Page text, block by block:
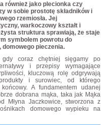
również jako plecionka czy
w sobie prostotę składników i
rzemiosła. Jej
warkoczowy kształt i
struktura sprawiają, że staje
symbolem powrotu do
domowego pieczenia.
gdy coraz chętniej sięgamy po
i przepisy wymagające
kluczową rolę odgrywają
i surowiec, od którego
A fundamentem udanej
dobrana mąka, taka jak Mąka
Młyna Jaczkowice, stworzona z
domowego wypieku na